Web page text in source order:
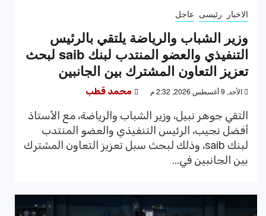
الاخبار رئيسى عاجل
وزير الشباب والرياضة يلتقي بالرئيس
التنفيذي والعضو المنتدب لبنك saib لبحث
تعزيز التعاون المشترك بين الجانبين
الأحد, 9 أغسطس 2026, 2:32 م محمد قطب
التقي جوهر نبيل، وزير الشباب والرياضة، مع الأستاذ
أفضل نجيب، الرئيس التنفيذي والعضو المنتدب
لبنك saib، وذلك لبحث سبل تعزيز التعاون المشترك
بين الجانبين في...